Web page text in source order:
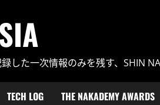
した一次情報のみを残す、SHIN
TECH LOG THE NAKADEMY AWARDS